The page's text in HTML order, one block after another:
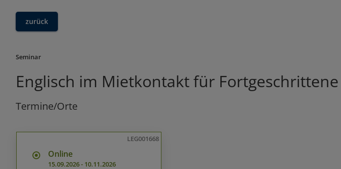
zurück
Seminar
Englisch im Mietkontakt für Fortgeschrittene
Termine/Orte
LEG001668
Online
15.09.2026- 10.11.2026